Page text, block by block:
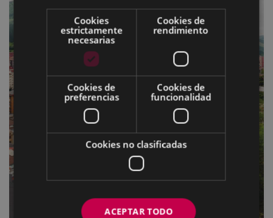
Cookies
estrictamente
necesarias
Cookies de
rendimiento
Cookies de
preferencias
Cookies de
funcionalidad
Cookies no clasificadas
ACEPTAR TODO